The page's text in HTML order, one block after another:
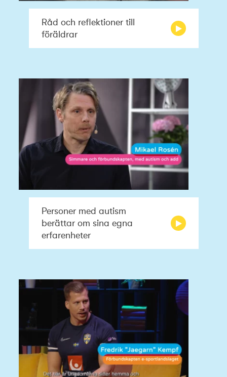
Råd och reflektioner till
föräldrar
Personer med autism
berättar om sina egna
erfarenheter